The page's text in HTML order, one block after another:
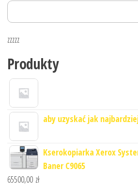
zzzzz
Produkty
aby uzyskać jak
Kserokopiarka Xerox
Baner C9065
65500,00 zł